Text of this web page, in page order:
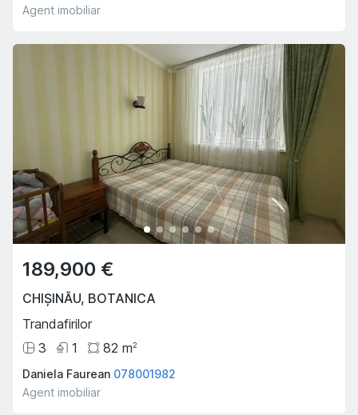
Agent imobiliar
189,900 €
CHIȘINĂU, BOTANICA
Trandafirilor
3
1 82 m2
Daniela Faurean 078001982
Agent imobiliar